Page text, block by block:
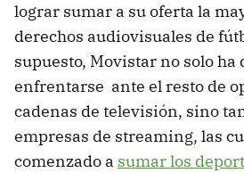
lograr sumar a su oferta la
derechos audiovisuales de
supuesto, Movistar no solo ha
enfrentarse ante el resto de
cadenas de televisión, sino
empresas de streaming, las
comenzado a sumar los